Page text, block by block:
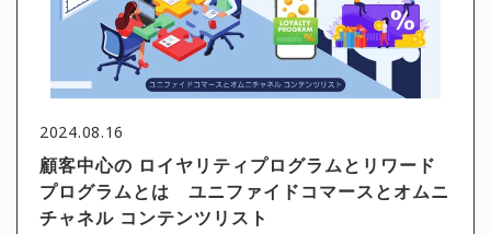
2024.08.16
顧客中心の ロイヤリティプログラムとリワード
プログラムとは ユニファイドコマースとオムニ
チャネル コンテンツリスト